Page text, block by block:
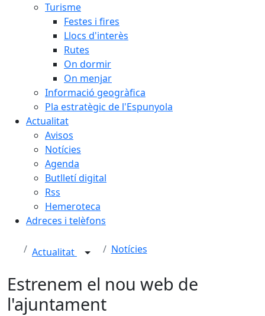
Turisme
Festes i fires
Llocs d'interès
Rutes
On dormir
On menjar
Informació geogràfica
Pla estratègic de l'Espunyola
Actualitat
Avisos
Notícies
Agenda
Butlletí digital
Rss
Hemeroteca
Adreces i telèfons
Actualitat Notícies
Estrenem el nou web de
l'ajuntament